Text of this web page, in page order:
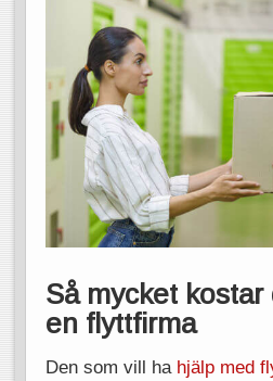
Så mycket
en flyttfirma
Den som vill ha hjälp med